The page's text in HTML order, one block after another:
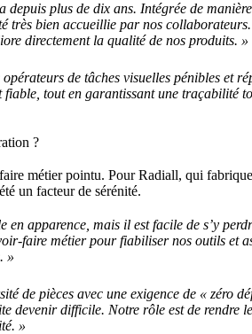
plus de dix ans. Intégrée de manière
très bien accueillie par nos
directement la qualité de nos produits. »
de tâches visuelles pénibles et
tout en garantissant une traçabilité
?
métier pointu. Pour Radiall, qui
un facteur de sérénité.
en apparence, mais il est facile de s’y
faire métier pour fiabiliser nos outils et
»
de pièces avec une exigence de « zéro
devenir difficile. Notre rôle est de rendre
»